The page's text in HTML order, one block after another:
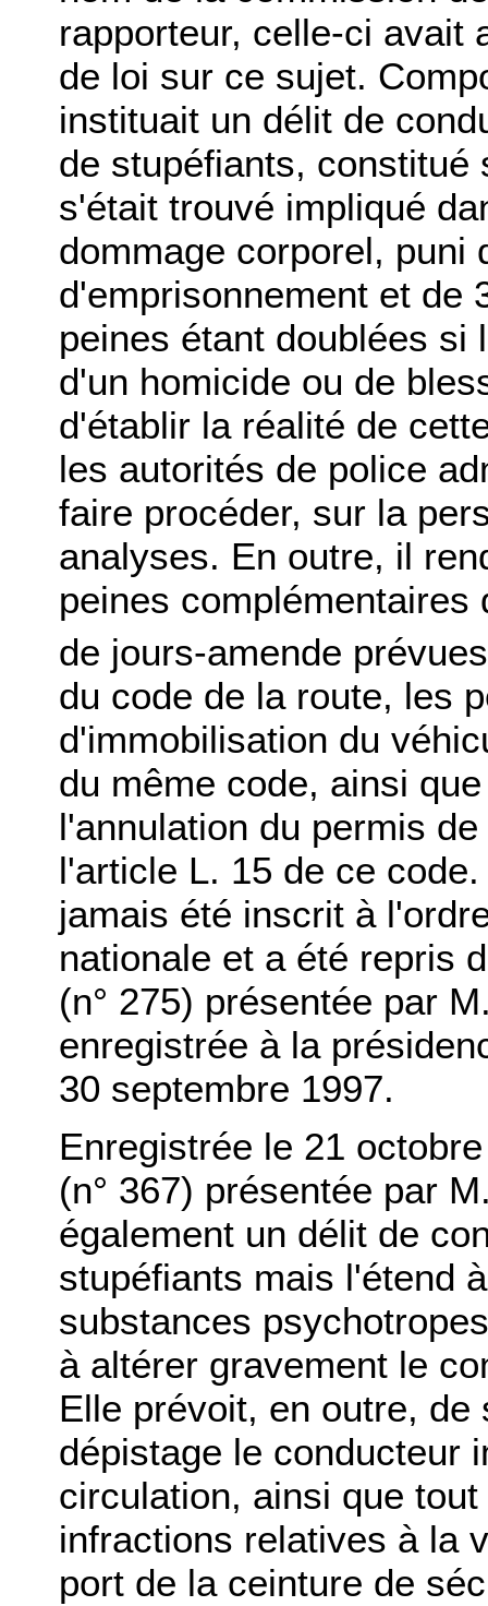
rapporteur, celle-ci avait
de loi sur ce sujet.
instituait un délit de
de stupéfiants, constitué
s'était trouvé impliqué
dommage corporel, puni
d'emprisonnement et de
peines étant doublées si
d'un homicide ou de
d'établir la réalité de
les autorités de police
faire procéder, sur la
analyses. En outre, il
peines
de jours-amende
du code de la route, les
d'immobilisation du
du même code, ainsi
l'annulation du permis
l'article L. 15 de ce
jamais été inscrit à
nationale et a été repris
(n° 275) présentée par
enregistrée à la
30 septembre 1997.
Enregistrée le 21
(n° 367) présentée par
également un délit de
stupéfiants mais l'étend
substances
à altérer gravement le
Elle prévoit, en outre,
dépistage le conducteur
circulation, ainsi que
infractions relatives à la
port de la ceinture de